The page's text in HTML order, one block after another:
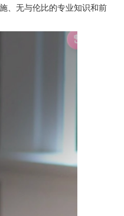
、无与伦比的专业知识和前